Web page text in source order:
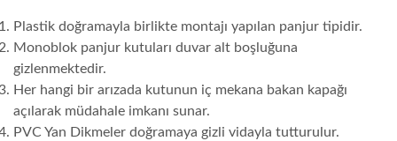
Plastik doğramayla birlikte montajı yapılan panjur tipidir.
Monoblok panjur kutuları duvar alt boşluğuna
gizlenmektedir.
Her hangi bir arızada kutunun iç mekana bakan kapağı
açılarak müdahale imkanı sunar.
PVC Yan Dikmeler doğramaya gizli vidayla tutturulur.